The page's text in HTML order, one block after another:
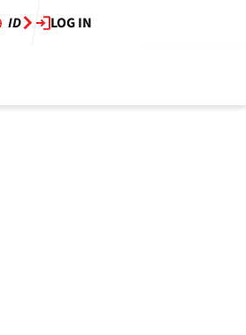
ID LOG IN